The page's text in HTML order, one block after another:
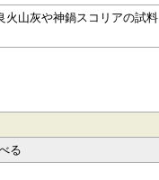
火山灰や神鍋スコリアの試
る